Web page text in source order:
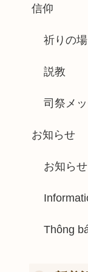
信仰
祈りの場
説教
司祭メ
お知らせ
お知らせ
Thông